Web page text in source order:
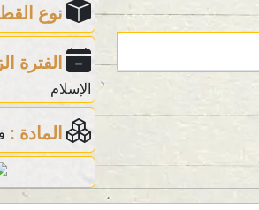
نوع
الفترة
الإسلام
المادة :